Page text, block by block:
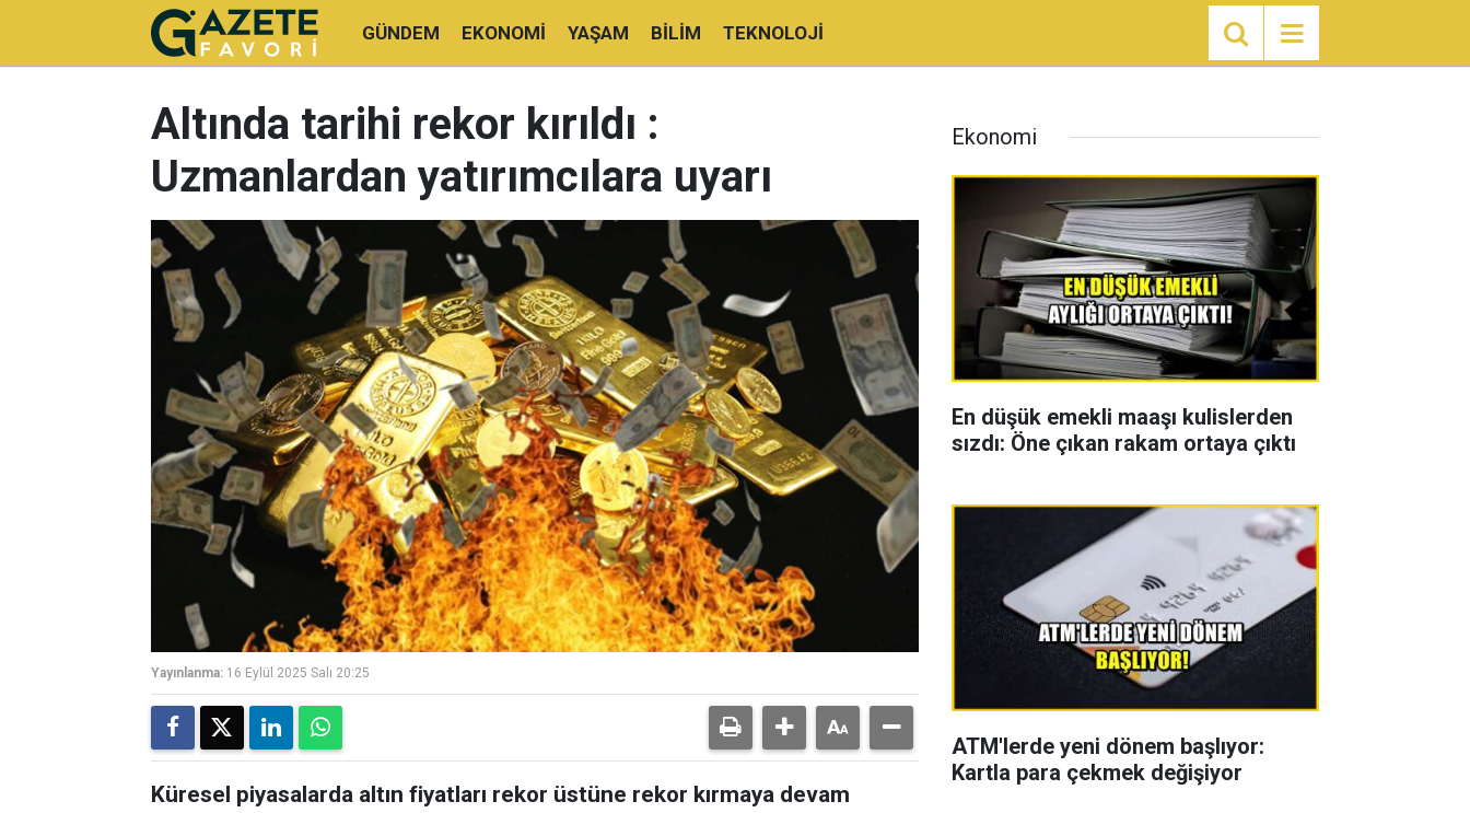
GÜNDEM EKONOMI YAŞAM BILIM TEKNOLOJI
Altında tarihi rekor kırıldı :
Uzmanlardan yatırımcılara uyarı
Yayınlanma: 16 Eylül 2025 Salı 20:25
Küresel piyasalarda altın fiyatları rekor üstüne rekor kırmaya devam
Ekonomi
En düşük emekli maaşı kulislerden
sızdı: Öne çıkan rakam ortaya çıktı
ATM'lerde yeni dönem başlıyor:
Kartla para çekmek değişiyor